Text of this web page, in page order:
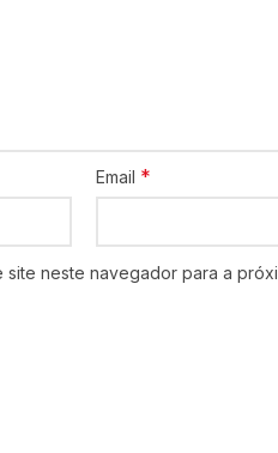
Email *
site neste navegador para a